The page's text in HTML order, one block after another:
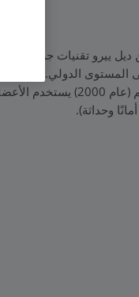
ديل ييرو تقنيات جراحية
الدولي. شارك في
الخاصة بدراسة
وحداثة).